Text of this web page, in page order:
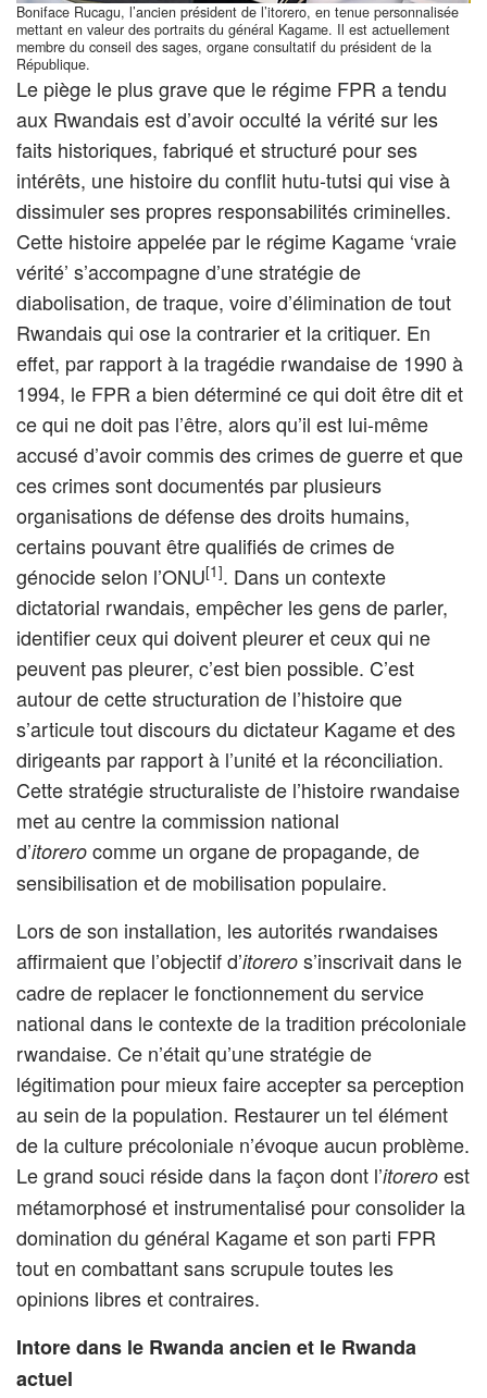
Boniface Rucagu, l’ancien président de l’itorero, en tenue personnalisée
mettant en valeur des portraits du général Kagame. Il est actuellement
membre du conseil des sages, organe consultatif du président de la
République.
Le piège le plus grave que le régime FPR a tendu
aux Rwandais est d’avoir occulté la vérité sur les
faits historiques, fabriqué et structuré pour ses
intérêts, une histoire du conflit hutu-tutsi qui vise à
dissimuler ses propres responsabilités criminelles.
Cette histoire appelée par le régime Kagame ‘vraie
vérité’ s’accompagne d’une stratégie de
diabolisation, de traque, voire d’élimination de tout
Rwandais qui ose la contrarier et la critiquer. En
effet, par rapport à la tragédie rwandaise de 1990 à
1994, le FPR a bien déterminé ce qui doit être dit et
ce qui ne doit pas l’être, alors qu’il est lui-même
accusé d’avoir commis des crimes de guerre et que
ces crimes sont documentés par plusieurs
organisations de défense des droits humains,
certains pouvant être qualifiés de crimes de
génocide selon l’ONU[1]. Dans un contexte
dictatorial rwandais, empêcher les gens de parler,
identifier ceux qui doivent pleurer et ceux qui ne
peuvent pas pleurer, c’est bien possible. C’est
autour de cette structuration de l’histoire que
s’articule tout discours du dictateur Kagame et des
dirigeants par rapport à l’unité et la réconciliation.
Cette stratégie structuraliste de l’histoire rwandaise
met au centre la commission national
d’itorero comme un organe de propagande, de
sensibilisation et de mobilisation populaire.
Lors de son installation, les autorités rwandaises
affirmaient que l’objectif d’itorero s’inscrivait dans le
cadre de replacer le fonctionnement du service
national dans le contexte de la tradition précoloniale
rwandaise. Ce n’était qu’une stratégie de
légitimation pour mieux faire accepter sa perception
au sein de la population. Restaurer un tel élément
de la culture précoloniale n’évoque aucun problème.
Le grand souci réside dans la façon dont l’itorero est
métamorphosé et instrumentalisé pour consolider la
domination du général Kagame et son parti FPR
tout en combattant sans scrupule toutes les
opinions libres et contraires.
Intore dans le Rwanda ancien et le Rwanda
actuel